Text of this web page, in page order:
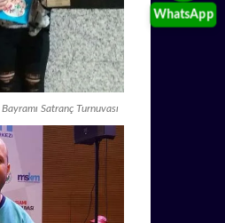
Satranç Turnuvası
WhatsApp